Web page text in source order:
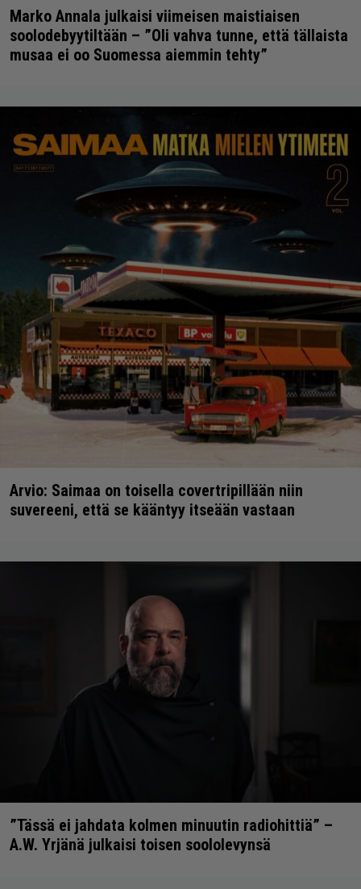
Marko Annala julkaisi viimeisen maistiaisen
soolodebyytiltään – ”Oli vahva tunne, että tällaista
musaa ei oo Suomessa aiemmin tehty”
Arvio: Saimaa on toisella covertripillään niin
suvereeni, että se kääntyy itseään vastaan
”Tässä ei jahdata kolmen minuutin radiohittiä” –
A.W. Yrjänä julkaisi toisen soololevynsä